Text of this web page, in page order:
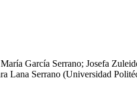
García Serrano; Josefa
Lana Serrano (Universidad